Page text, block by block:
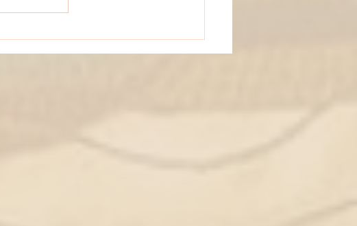
Deux jours de rando pour les 2B !